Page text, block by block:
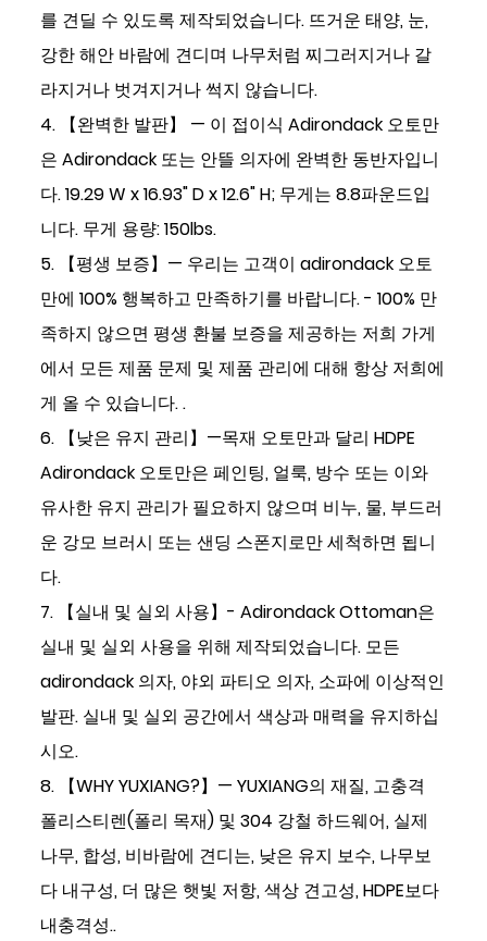
를 견딜 수 있도록 제작되었습니다. 뜨거운 태양, 눈,
강한 해안 바람에 견디며 나무처럼 찌그러지거나 갈
라지거나 벗겨지거나 썩지 않습니다.
4. 【완벽한 발판】 — 이 접이식 Adirondack 오토만
은 Adirondack 또는 안뜰 의자에 완벽한 동반자입니
다. 19.29 W x 16.93" D x 12.6" H; 무게는 8.8파운드입
니다. 무게 용량: 150lbs.
5. 【평생 보증】— 우리는 고객이 adirondack 오토
만에 100% 행복하고 만족하기를 바랍니다. - 100% 만
족하지 않으면 평생 환불 보증을 제공하는 저희 가게
에서 모든 제품 문제 및 제품 관리에 대해 항상 저희에
게 올 수 있습니다. .
6. 【낮은 유지 관리】—목재 오토만과 달리 HDPE
Adirondack 오토만은 페인팅, 얼룩, 방수 또는 이와
유사한 유지 관리가 필요하지 않으며 비누, 물, 부드러
운 강모 브러시 또는 샌딩 스폰지로만 세척하면 됩니
다.
7. 【실내 및 실외 사용】- Adirondack Ottoman은
실내 및 실외 사용을 위해 제작되었습니다. 모든
adirondack 의자, 야외 파티오 의자, 소파에 이상적인
발판. 실내 및 실외 공간에서 색상과 매력을 유지하십
시오.
8. 【WHY YUXIANG?】— YUXIANG의 재질, 고충격
폴리스티렌(폴리 목재) 및 304 강철 하드웨어, 실제
나무, 합성, 비바람에 견디는, 낮은 유지 보수, 나무보
다 내구성, 더 많은 햇빛 저항, 색상 견고성, HDPE보다
내충격성..